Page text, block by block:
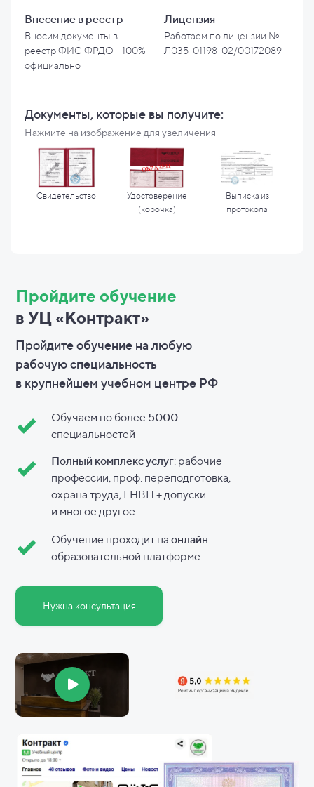
Внесение в реестр
Вносим документы в
реестр ФИС ФРДО - 100%
официально
Лицензия
Работаем по лицензии №
Л035-01198-02/00172089
Документы, которые вы получите:
Нажмите на изображение для увеличения
Свидетельство
Удостоверение
(корочка)
Выписка из
протокола
Пройдите обучение
в УЦ «Контракт»
Нужна консультация
Пройдите обучение на любую
рабочую специальность
в крупнейшем учебном центре РФ
Обучаем по более 5000
специальностей
Обучение проходит наонлайн
образовательной платформе
Полный комплекс услуг: рабочие
профессии, проф. переподготовка,
охрана труда, ГНВП + допуски
и многое другое